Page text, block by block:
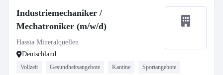
Industriemechaniker /
Mechatroniker (m/w/d)
Hassia Mineralquellen
Deutschland
Vollzeit Gesundheitsangebote Kantine Sportangebote